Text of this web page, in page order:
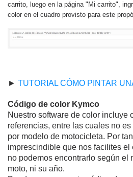
carrito, luego en la página "Mi carrito",
color en el cuadro provisto para este
► TUTORIAL CÓMO PINTAR
Código de color Kymco
Nuestro software de color incluye
referencias, entre las cuales no
por modelo de motocicleta. Por
imprescindible que nos facilites el
no podemos encontrarlo según el
moto, ni su año.